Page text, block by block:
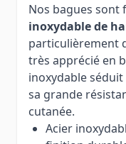
Nos bagues sont
inoxydable de
particulièrement
très apprécié en
inoxydable
sa grande
cutanée.
Acier